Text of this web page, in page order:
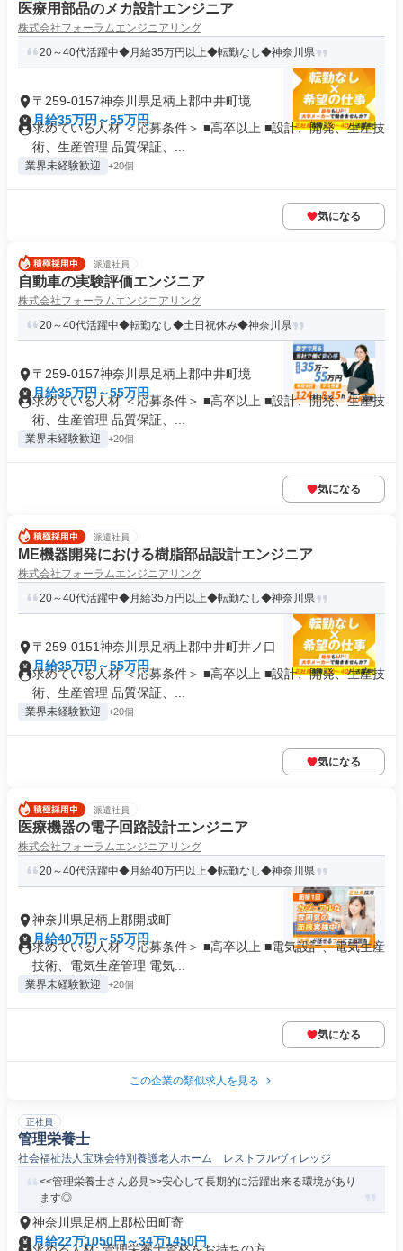
医療用部品のメカ設計エンジニア
株式会社フォーラムエンジニアリング
20～40代活躍中◆月給35万円以上◆転勤なし◆神奈川県
〒259-0157神奈川県足柄上郡中井町境
月給35万円～55万円
求めている人材 ＜応募条件＞ ■高卒以上 ■設計、開発、生産技
術、生産管理 品質保証、...
業界未経験歓迎 +20個
気になる
派遣社員
自動車の実験評価エンジニア
株式会社フォーラムエンジニアリング
20～40代活躍中◆転勤なし◆土日祝休み◆神奈川県
〒259-0157神奈川県足柄上郡中井町境
月給35万円～55万円
求めている人材 ＜応募条件＞ ■高卒以上 ■設計、開発、生産技
術、生産管理 品質保証、...
業界未経験歓迎 +20個
気になる
派遣社員
ME機器開発における樹脂部品設計エンジニア
株式会社フォーラムエンジニアリング
20～40代活躍中◆月給35万円以上◆転勤なし◆神奈川県
〒259-0151神奈川県足柄上郡中井町井ノ口
月給35万円～55万円
求めている人材 ＜応募条件＞ ■高卒以上 ■設計、開発、生産技
術、生産管理 品質保証、...
業界未経験歓迎 +20個
気になる
派遣社員
医療機器の電子回路設計エンジニア
株式会社フォーラムエンジニアリング
20～40代活躍中◆月給40万円以上◆転勤なし◆神奈川県
神奈川県足柄上郡開成町
月給40万円～55万円
求めている人材 ＜応募条件＞ ■高卒以上 ■電気設計、電気生産
技術、電気生産管理 電気...
業界未経験歓迎 +20個
気になる
この企業の類似求人を見る
正社員
管理栄養士
社会福祉法人宝珠会特別養護老人ホーム レストフルヴィレッジ
<<管理栄養士さん必見>>安心して長期的に活躍出来る環境があり
ます◎
神奈川県足柄上郡松田町寄
月給22万1050円～34万1450円